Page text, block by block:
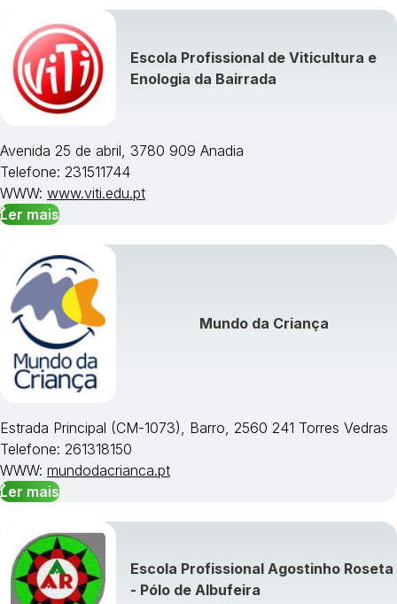
Escola Profissional de Viticultura e
Enologia da Bairrada
Avenida 25 de abril, 3780 909 Anadia
Telefone: 231511744
WWW: www.viti.edu.pt
Ler mais
Mundo da Criança
Estrada Principal (CM-1073), Barro, 2560 241 Torres Vedras
Telefone: 261318150
WWW: mundodacrianca.pt
Ler mais
Escola Profissional Agostinho Roseta
- Pólo de Albufeira